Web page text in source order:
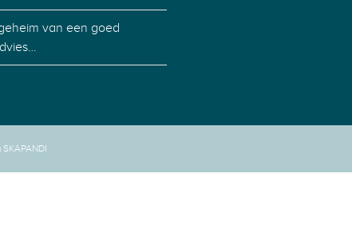
van een goed